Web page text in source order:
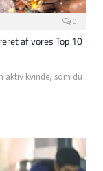
0
af vores Top 10
aktiv kvinde, som du